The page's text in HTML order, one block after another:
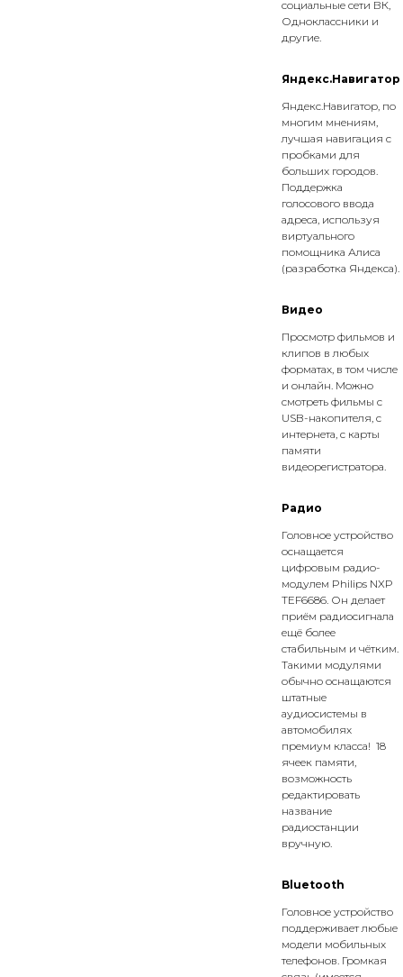
социальные сети ВК,
Одноклассники и
другие.
Яндекс.Навигатор
Яндекс.Навигатор, по
многим мнениям,
лучшая навигация с
пробками для
больших городов.
Поддержка
голосового ввода
адреса, используя
виртуального
помощника Алиса
(разработка Яндекса).
Видео
Просмотр фильмов и
клипов в любых
форматах, в том числе
и онлайн. Можно
смотреть фильмы с
USB-накопителя, с
интернета, с карты
памяти
видеорегистратора.
Радио
Головное устройство
оснащается
цифровым радио-
модулем Philips NXP
TEF6686. Он делает
приём радиосигнала
ещё более
стабильным и чётким.
Такими модулями
обычно оснащаются
штатные
аудиосистемы в
автомобилях
премиум класса! 18
ячеек памяти,
возможность
редактировать
название
радиостанции
вручную.
Bluetooth
Головное устройство
поддерживает любые
модели мобильных
телефонов. Громкая